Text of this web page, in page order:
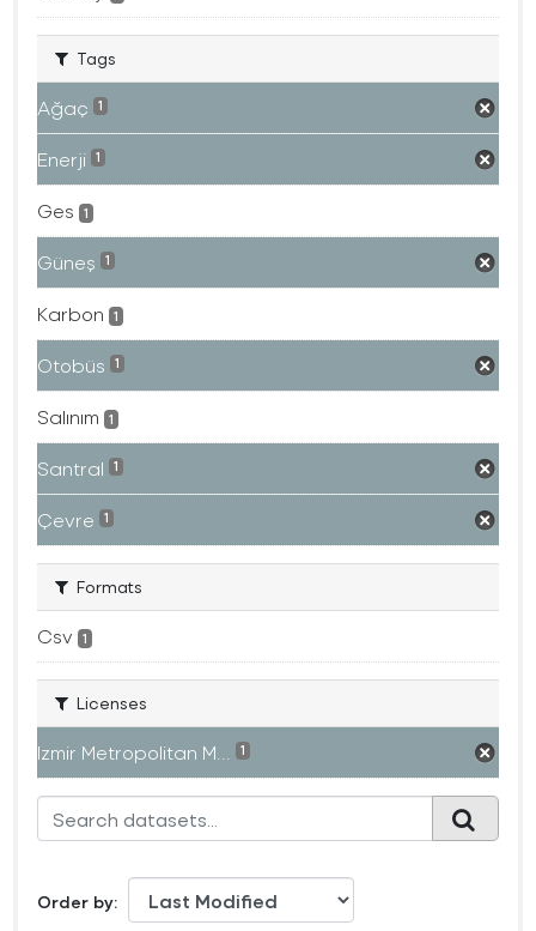
Tags
Ağaç 1
Enerji 1
Ges 1
Güneş 1
Karbon 1
Otobüs 1
Salınım 1
Santral 1
Çevre 1
Formats
Csv 1
Licenses
Izmir Metropolitan M... 1
Order by